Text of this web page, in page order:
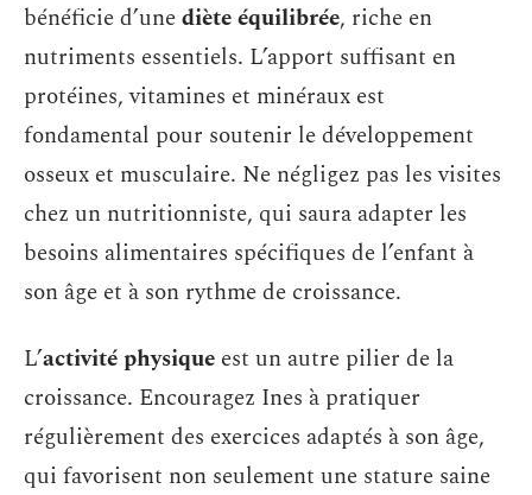
bénéficie d’unediète équilibrée, riche en
nutriments essentiels. L’apport suffisant en
protéines, vitamines et minéraux est
fondamental pour soutenir le développement
osseux et musculaire. Ne négligez pas les visites
chez un nutritionniste, qui saura adapter les
besoins alimentaires spécifiques de l’enfant à
son âge et à son rythme de croissance.
L’activité physique est un autre pilier de la
croissance. Encouragez Ines à pratiquer
régulièrement des exercices adaptés à son âge,
qui favorisent non seulement une stature saine